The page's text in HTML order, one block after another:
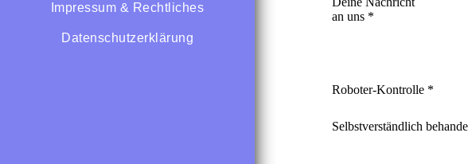
Impressum & Rechtliches
Datenschutzerklärung